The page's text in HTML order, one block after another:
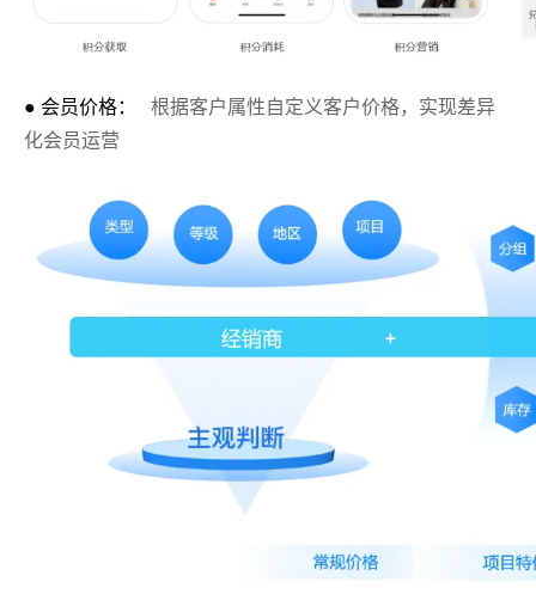
● 会员价格：
根据客户属性自定义客户价格，实现差异
化会员运营